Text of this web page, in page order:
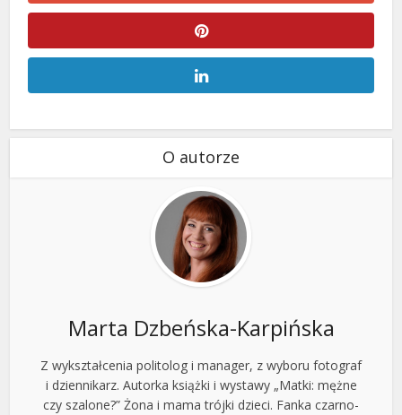
O autorze
Marta Dzbeńska-Karpińska
Z wykształcenia politolog i manager, z wyboru fotograf
i dziennikarz. Autorka książki i wystawy „Matki: mężne
czy szalone?” Żona i mama trójki dzieci. Fanka czarno-